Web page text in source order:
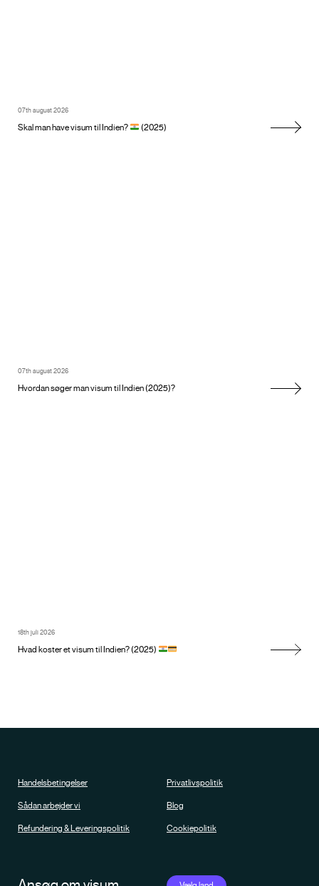
07th august 2026
Skal man have visum til Indien? (2025)
07th august 2026
Hvordan søger man visum til Indien (2025)?
18th juli 2026
Hvad koster et visum til Indien? (2025)
Handelsbetingelser Privatlivspolitik
Sådan arbejder vi Blog
Refundering & Leveringspolitik Cookiepolitik